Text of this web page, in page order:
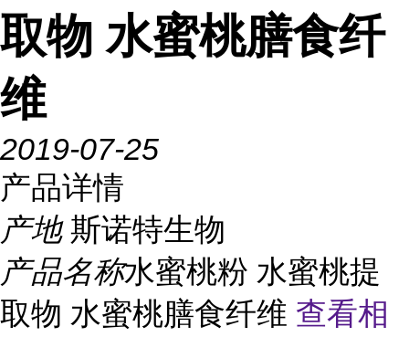
取物 水蜜桃膳食纤
维
2019-07-25
产品详情
产地 斯诺特生物
产品名称水蜜桃粉 水蜜桃提
取物 水蜜桃膳食纤维 查看相